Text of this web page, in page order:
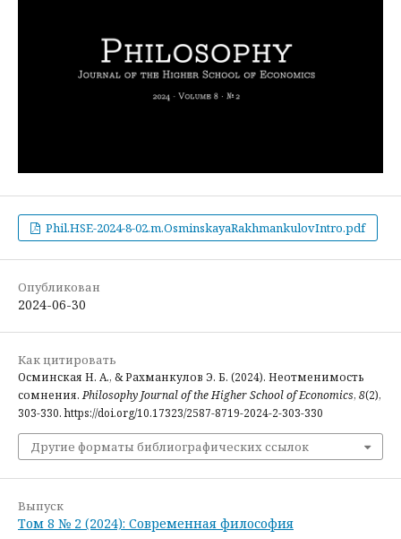
Phil.HSE-2024-8-02.m.OsminskayaRakhmankulovIntro.pdf
Опубликован
2024-06-30
Как цитировать
Осминская Н. А., & Рахманкулов Э. Б. (2024). Неотменимость
сомнения.Philosophy Journal of the Higher School of Economics, 8(2),
303-330. https://doi.org/10.17323/2587-8719-2024-2-303-330
Другие форматы библиографических ссылок
Выпуск
Том 8 № 2 (2024): Современная философия